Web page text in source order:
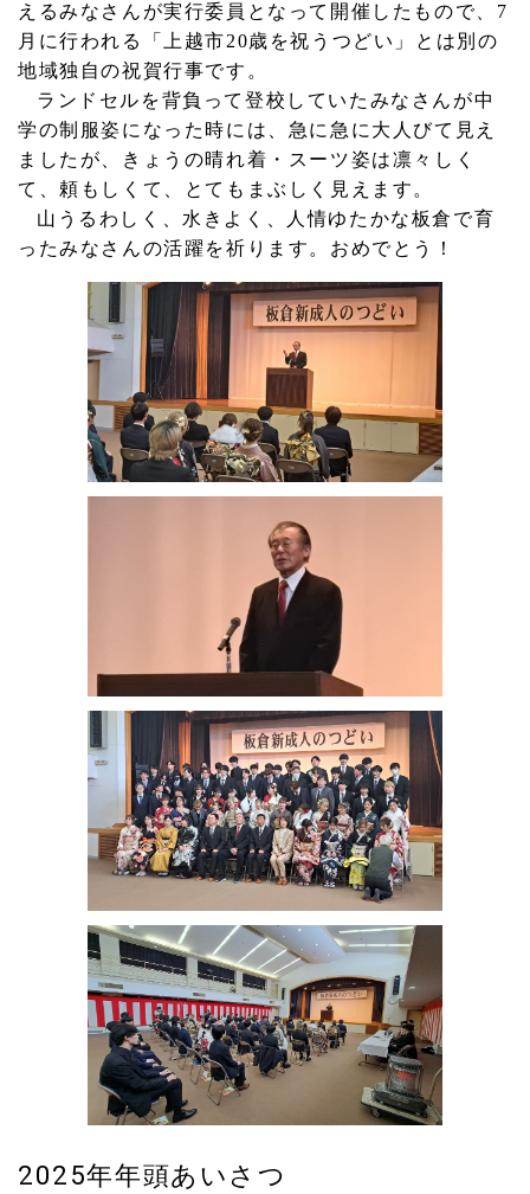
えるみなさんが実行委員となって開催したもので、 7
月に行われる「上越市20歳を祝うつどい」とは別の
地域独自の祝賀行事です。
ランドセルを背負って登校していたみなさんが中
学の制服姿になった時には、急に急に大人びて見え
ましたが、きょうの晴れ着・スーツ姿は凛々しく
て、頼もしくて、とてもまぶしく見えます。
山うるわしく、水きよく、人情ゆたかな板倉で育
ったみなさんの活躍を祈ります。おめでとう！
2025年年頭あいさつ